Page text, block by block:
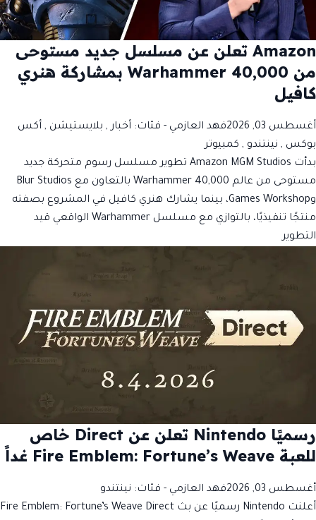
Amazon تعلن عن مسلسل جديد مستوحى
من Warhammer 40,000 بمشاركة هنري
كافيل
أغسطس 03, 2026 فهد العازمي - فئات: أخبار, بلايستيشن , أكس
بوكس , نينتندو , كمبيوتر
بدأت Amazon MGM Studios تطوير مسلسل رسوم متحركة جديد
مستوحى من عالم Warhammer 40,000 بالتعاون مع Blur Studios
وGames Workshop، بينما يشارك هنري كافيل في المشروع بصفته
منتجًا تنفيذيًا، بالتوازي مع مسلسل Warhammer الواقعي قيد
التطوير
رسميًا Nintendo تعلن عن Direct خاص
للعبة Fire Emblem: Fortune’s Weave غداً
أغسطس 03, 2026 فهد العازمي - فئات: نينتندو
أعلنت Nintendo رسميًا عن بث Fire Emblem: Fortune’s Weave Direct